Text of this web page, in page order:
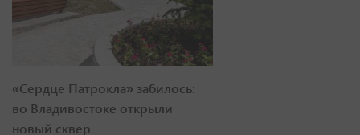
«Сердце Патрокла» забилось:
во Владивостоке открыли
новый сквер